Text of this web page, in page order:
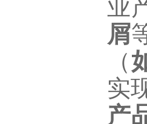
业
屑
（
实
产